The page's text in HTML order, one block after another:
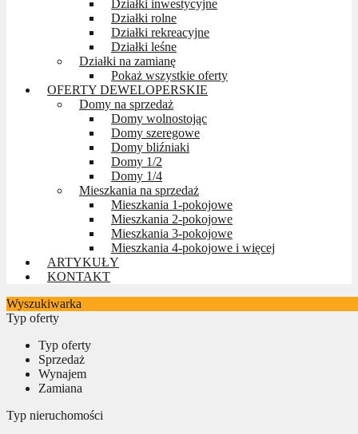
Działki inwestycyjne
Działki rolne
Działki rekreacyjne
Działki leśne
Działki na zamianę
Pokaż wszystkie oferty
OFERTY DEWELOPERSKIE
Domy na sprzedaż
Domy wolnostojąc
Domy szeregowe
Domy bliźniaki
Domy 1/2
Domy 1/4
Mieszkania na sprzedaż
Mieszkania 1-pokojowe
Mieszkania 2-pokojowe
Mieszkania 3-pokojowe
Mieszkania 4-pokojowe i więcej
ARTYKUŁY
KONTAKT
Wyszukiwarka
Typ oferty
Typ oferty
Sprzedaż
Wynajem
Zamiana
Typ nieruchomości